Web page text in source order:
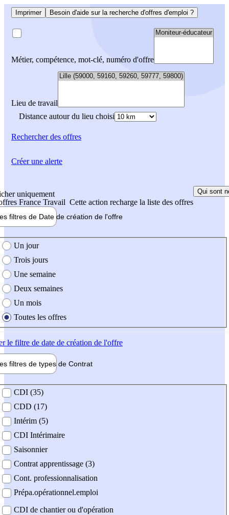
Imprimer Besoin d'aide sur la recherche d'offres d'emploi ?
Métier, compétence, mot-clé, numéro d'offre
Lieu de travail
Distance autour du lieu choisi
Rechercherdes offres
uniquement
France Travail Cette action recharge la liste des offres
Qui sont
filtres de Date de création de l'offre
création de l'offre
Un jour
Trois jours
Une semaine
Deux semaines
Un mois
Toutes les offres
le filtre de date de création de l'offre
filtres de types de Contrat
contrat
CDI (35)
CDD (17)
Intérim (5)
CDI Intérimaire
Saisonnier
Contrat apprentissage (3)
Cont. professionnalisation
Prépa.opérationnel.emploi
CDI de chantier ou d'opération
Créer une alerte